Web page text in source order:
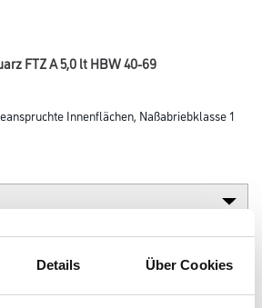
Details Über Cookies
FTZ A 5,0 lt HBW 40-69
Innenflächen, Naßabriebklasse 1